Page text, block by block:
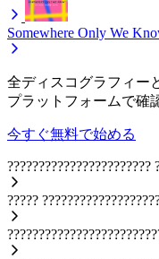
Somewhere Only We
全ディスコグラフィー
プラットフォームで確
今すぐ無料で始める
???????????????????????
?????